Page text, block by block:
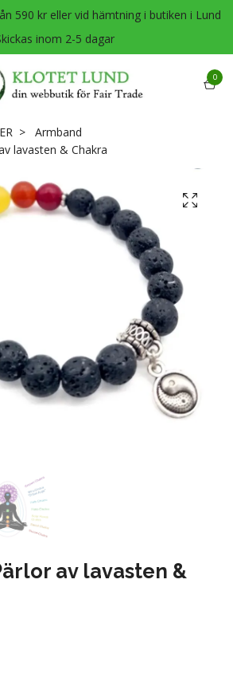
590 kr eller vid hämtning i butiken i Lund
inom 2-5 dagar
0
Armband
lavasten & Chakra
av lavasten &